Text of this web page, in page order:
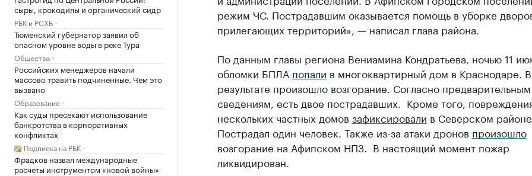
сыры, крокодилы и органический сидр
РБК и РСХБ
Тюменский губернатор заявил об
опасном уровне воды в реке Тура
Общество
Российских менеджеров начали
массово травить подчиненные. Чем это
вызвано
Образование
Как суды пресекают использование
банкротства в корпоративных
конфликтах
Подписка на РБК
Фрадков назвал международные
расчеты инструментом «новой войны»
режим ЧС. Пострадавшим оказывается помощь в уборке
прилегающих территорий», — написал глава района.
По данным главы региона Вениамина Кондратьева, ночью 11
обломки БПЛА попали в многоквартирный дом в Краснодаре. В
результате произошло возгорание. Согласно предварительным
сведениям, есть двое пострадавших. Кроме того,
нескольких частных домов зафиксировали в Северском районе.
Пострадал один человек. Также из-за атаки дронов произошло
возгорание на Афипском НПЗ. В настоящий момент пожар
ликвидирован.